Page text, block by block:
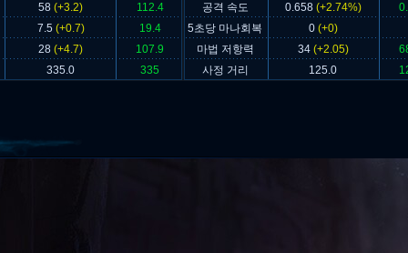
58 (+3.2) 112.4 공격 속도 0.658 (+2.74%)
7.5 (+0.7) 19.4 5초당 마나회복 0 (+0)
28 (+4.7) 107.9 마법 저항력 34 (+2.05)
335.0 335 사정 거리 125.0